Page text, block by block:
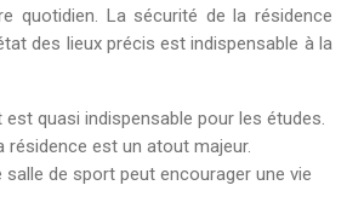
quotidien. La sécurité de la résidence
des lieux précis est indispensable à la
quasi indispensable pour les études.
résidence est un atout majeur.
salle de sport peut encourager une vie